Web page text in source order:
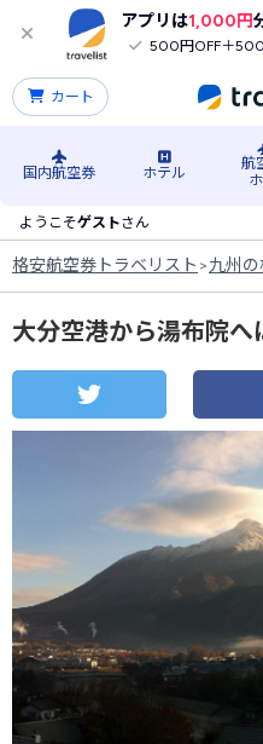
アプリは1,000円
500円OFF＋
カート
国内航空券 ホテル
航
ようこそゲストさん
格安航空券トラベリスト >九州
大分空港から湯布院へ